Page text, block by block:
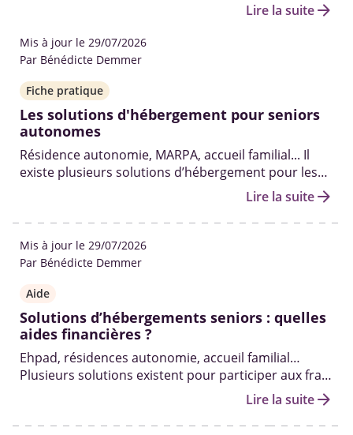
Lire la suitearrow_forward
Mis à jour le 29/07/2026
Par Bénédicte Demmer
Fiche pratique
Les solutions d'hébergement pour seniors
autonomes
Résidence autonomie, MARPA, accueil familial... Il
existe plusieurs solutions d’hébergement pour les
personnes âgées encore autonomes, pour qui le
Lire la suitearrow_forward
Mis à jour le 29/07/2026
Par Bénédicte Demmer
Aide
Solutions d’hébergements seniors : quelles
aides financières ?
Ehpad, résidences autonomie, accueil familial…
Plusieurs solutions existent pour participer aux frais
d'hébergement d'une personne âgée en perte
Lire la suitearrow_forward